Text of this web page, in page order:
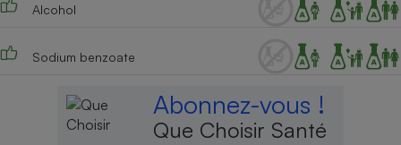
Alcohol
Sodium benzoate
Abonnez-vous !
Que Choisir Santé